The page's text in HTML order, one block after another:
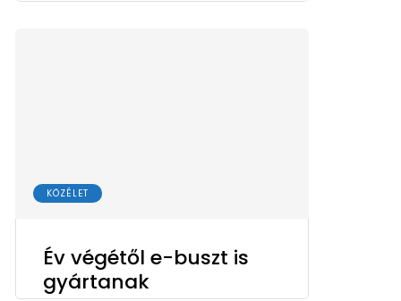
KÖZÉLET
Év végétől e-buszt is
gyártanak